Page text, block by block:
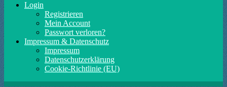
Login
Registrieren
Mein Account
Passwort verloren?
Impressum & Datenschutz
Impressum
Datenschutzerklärung
Cookie-Richtlinie (EU)